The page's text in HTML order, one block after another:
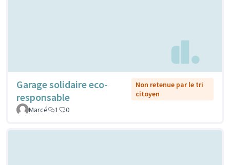
Garage solidaire eco-
responsable
Non retenue par le tri
citoyen
Marcé
1 0